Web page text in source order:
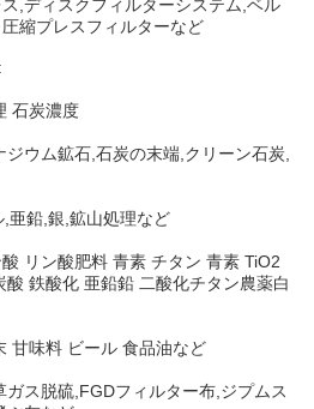
,ディスクフィルターシステム,ベル
縮プレスフィルターなど
:
石炭濃度
ウム鉱石,石炭の末端,クリーン石炭,
亜鉛,銀,鉱山処理など
リン酸肥料 青素 チタン 青素 TiO2
鉄酸化 亜鉛鉛 二酸化チタン農薬白
甘味料 ビール 食品油など
ス脱硫,FGDフィルター布,ジプムス